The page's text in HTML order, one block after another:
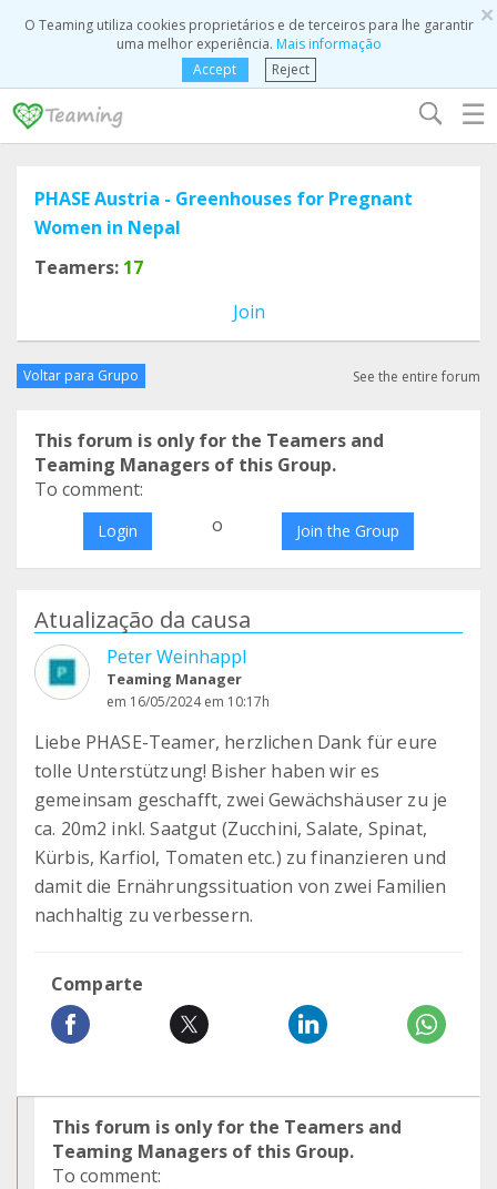
×
O Teaming utiliza cookies proprietários e de terceiros para lhe garantir
uma melhor experiência. Mais informação
Accept
Reject
☰
PHASE Austria - Greenhouses for Pregnant
Women in Nepal
Teamers: 17
Join
Voltar para Grupo See the entire forum
This forum is only for the Teamers and
Teaming Managers of this Group.
To comment:
Login o Join the Group
Atualização da causa
Peter Weinhappl
Teaming Manager
em 16/05/2024 em 10:17h
Liebe PHASE-Teamer, herzlichen Dank für eure
tolle Unterstützung! Bisher haben wir es
gemeinsam geschafft, zwei Gewächshäuser zu je
ca. 20m2 inkl. Saatgut (Zucchini, Salate, Spinat,
Kürbis, Karfiol, Tomaten etc.) zu finanzieren und
damit die Ernährungssituation von zwei Familien
nachhaltig zu verbessern.
Comparte
This forum is only for the Teamers and
Teaming Managers of this Group.
To comment: